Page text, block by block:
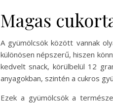
Magas
A gyümölcsök között vannak
különösen népszerű, hiszen
kedvelt snack, körülbelül 12
anyagokban, szintén a cukros
Ezek a gyümölcsök a